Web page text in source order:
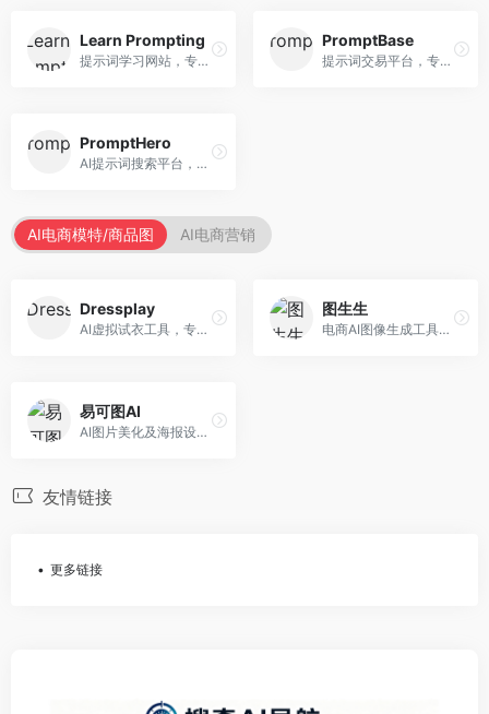
Learn Prompting
提示词学习网站，专注于提示词工程教育。面向AI学习者，提供提示词教程、最佳实践、案例研究等资源，教学内容系统。
PromptBase
提示词交易平台，专注于高质量提示词买卖。面向AI创作者，提供提示词交易、模板购买、创作者收益等服务，提示词质量高。
PromptHero
AI提示词搜索平台，整合多种AI工具提示词资源。面向AI创作者，提供提示词搜索、模板库、社区分享等服务，提示词资源丰富。
AI电商模特/商品图 AI电商营销
Dressplay
AI虚拟试衣工具，专注于服装电商体验。面向服装电商，提供虚拟试穿、尺码推荐、穿搭建议等服务，试衣体验真实。
图生生
电商AI图像生成工具，专注于商品图创作。面向电商卖家，提供商品图生成、背景替换、批量处理等服务，商品图质量高。
易可图AI
AI图片美化及海报设计平台，专注于电商视觉设计。面向电商卖家，提供图片美化、海报设计、营销素材等服务，设计效率高。
友情链接
更多链接